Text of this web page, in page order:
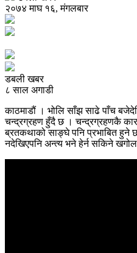
२०७४ माघ १६, मंगलबार
डबली खबर
८ साल अगाडी
काठमाडौं । भोलि साँझ साढे पाँच
चन्द्रग्रहण हुँदै छ । चन्द्रग्रहणकै
ब्रतकथाको साङ्घे पनि प्रभाबित हुने
नदेखिएपनि अन्त्य भने हेर्न सकिने